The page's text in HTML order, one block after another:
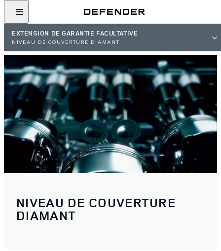
EXTENSION DE GARANTIE FACULTATIVE
NIVEAU DE COUVERTURE DIAMANT
NIVEAU DE COUVERTURE
DIAMANT